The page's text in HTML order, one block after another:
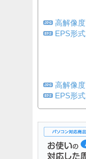
高解像度
EPS形式
高解像度
EPS形式